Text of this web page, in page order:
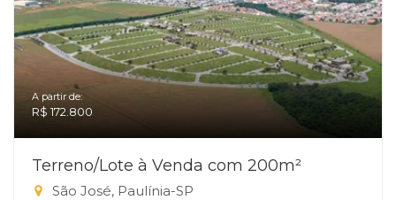
A partir de:
R$ 172.800
Terreno/Lote à Venda com 200m²
São José, Paulínia-SP